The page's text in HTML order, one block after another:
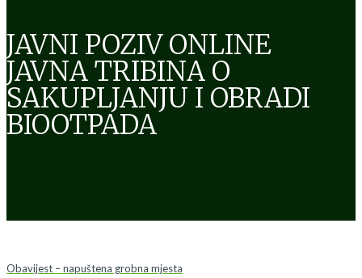
JAVNI POZIV ONLINE
JAVNA TRIBINA O
SAKUPLJANJU I OBRADI
BIOOTPADA
Obavijest – napuštena grobna mjesta